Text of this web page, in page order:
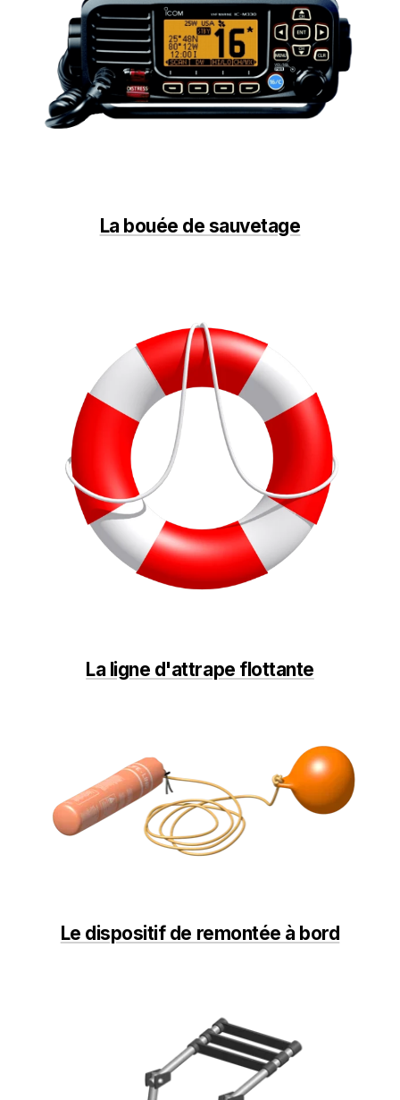
La bouée de sauvetage
La ligne d'attrape flottante
Le dispositif de remontée à bord